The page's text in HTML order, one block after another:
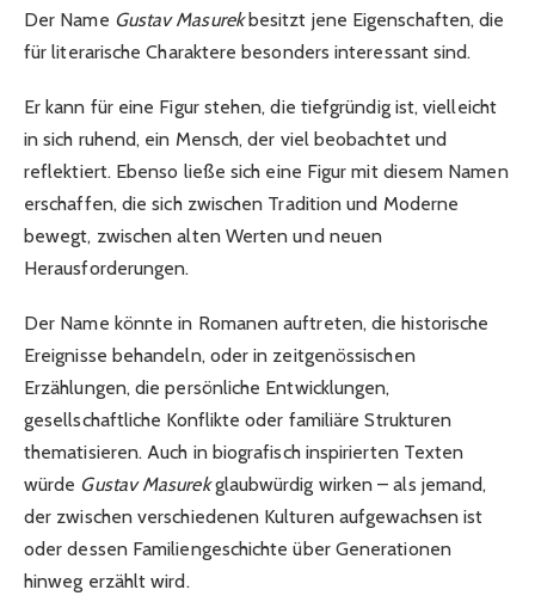
Der Name Gustav Masurekbesitzt jene Eigenschaften, die
für literarische Charaktere besonders interessant sind.
Er kann für eine Figur stehen, die tiefgründig ist, vielleicht
in sich ruhend, ein Mensch, der viel beobachtet und
reflektiert. Ebenso ließe sich eine Figur mit diesem Namen
erschaffen, die sich zwischen Tradition und Moderne
bewegt, zwischen alten Werten und neuen
Herausforderungen.
Der Name könnte in Romanen auftreten, die historische
Ereignisse behandeln, oder in zeitgenössischen
Erzählungen, die persönliche Entwicklungen,
gesellschaftliche Konflikte oder familiäre Strukturen
thematisieren. Auch in biografisch inspirierten Texten
würde Gustav Masurekglaubwürdig wirken – als jemand,
der zwischen verschiedenen Kulturen aufgewachsen ist
oder dessen Familiengeschichte über Generationen
hinweg erzählt wird.